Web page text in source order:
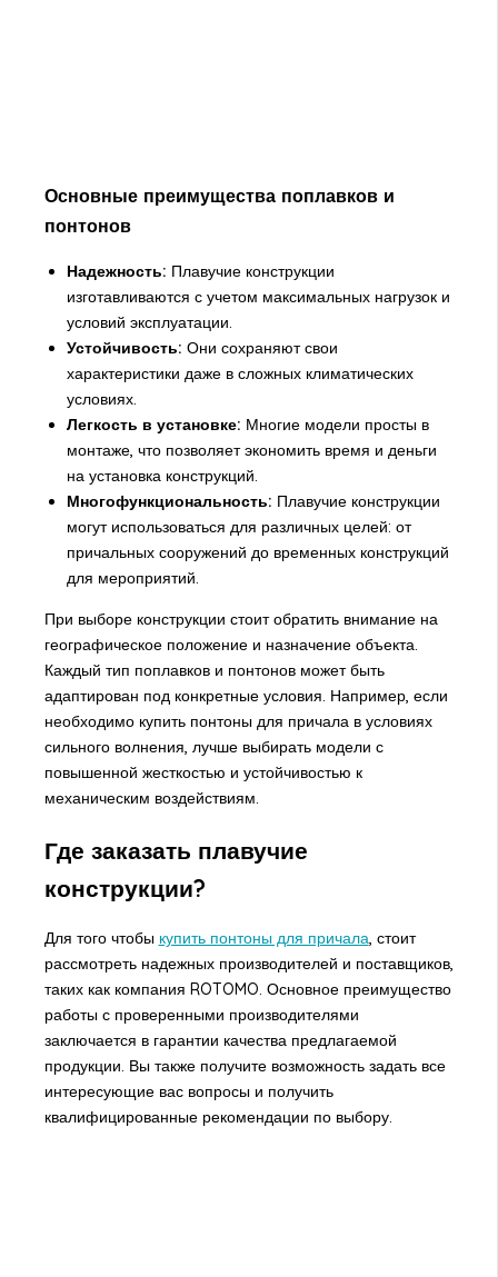
Основные преимущества поплавков и
понтонов
Надежность: Плавучие конструкции
изготавливаются с учетом максимальных нагрузок и
условий эксплуатации.
Устойчивость: Они сохраняют свои
характеристики даже в сложных климатических
условиях.
Легкость в установке: Многие модели просты в
монтаже, что позволяет экономить время и деньги
на установка конструкций.
Многофункциональность: Плавучие конструкции
могут использоваться для различных целей: от
причальных сооружений до временных конструкций
для мероприятий.
При выборе конструкции стоит обратить внимание на
географическое положение и назначение объекта.
Каждый тип поплавков и понтонов может быть
адаптирован под конкретные условия. Например, если
необходимо купить понтоны для причала в условиях
сильного волнения, лучше выбирать модели с
повышенной жесткостью и устойчивостью к
механическим воздействиям.
Где заказать плавучие
конструкции?
Для того чтобы купить понтоны для причала, стоит
рассмотреть надежных производителей и поставщиков,
таких как компания ROTOMO. Основное преимущество
работы с проверенными производителями
заключается в гарантии качества предлагаемой
продукции. Вы также получите возможность задать все
интересующие вас вопросы и получить
квалифицированные рекомендации по выбору.